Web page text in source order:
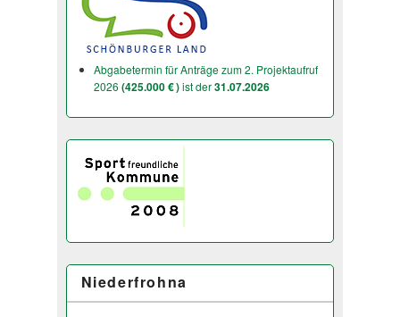
Abgabetermin für Anträge zum 2. Projektaufruf
2026 (425.000 € )ist der31.07.2026
Niederfrohna